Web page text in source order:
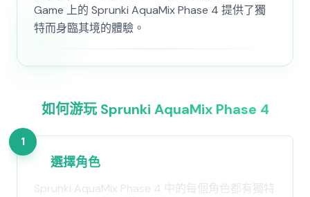
Game 上的 Sprunki AquaMix Phase 4 提供了獨
特而身臨其境的體驗。
如何游玩 Sprunki AquaMix Phase 4
1
選擇角色
Sprunki AquaMix Phase 4 中的每個角色都有獨特